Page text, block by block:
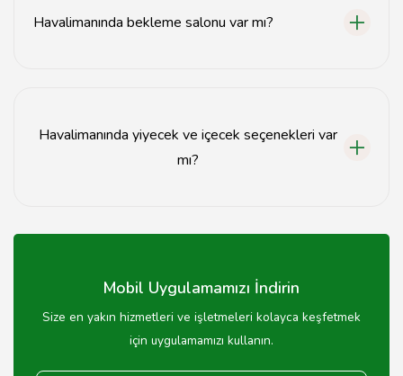
Havalimanında bekleme salonu var mı?
Havalimanında yiyecek ve içecek seçenekleri var
mı?
kafe ve restoranlar mevcuttur.
Mobil Uygulamamızı İndirin
Size en yakın hizmetleri ve işletmeleri kolayca keşfetmek
için uygulamamızı kullanın.